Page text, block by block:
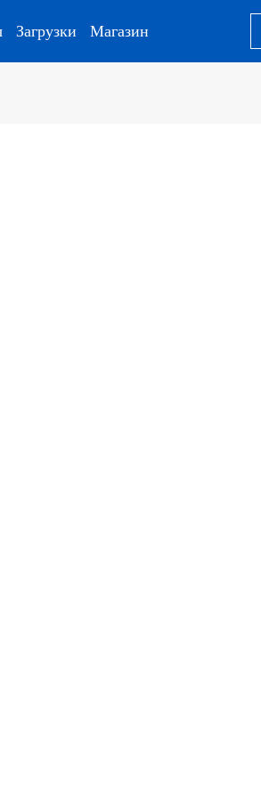
Загрузки Магазин